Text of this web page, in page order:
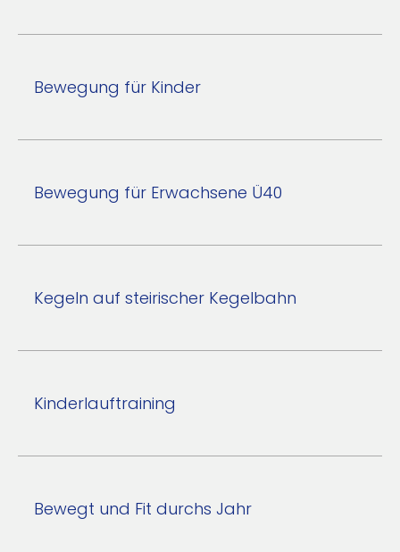
Bewegung für Kinder
Bewegung für Erwachsene Ü40
Kegeln auf steirischer Kegelbahn
Kinderlauftraining
Bewegt und Fit durchs Jahr